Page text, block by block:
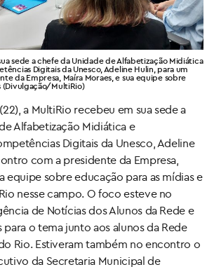
sede a chefe da Unidade de Alfabetização Midiática
Digitais da Unesco, Adeline Hulin, para um
da Empresa, Maíra Moraes, e sua equipe sobre
(Divulgação/MultiRio)
a MultiRio recebeu em sua sede a
Alfabetização Midiática e
Digitais da Unesco, Adeline
com a presidente da Empresa,
equipe sobre educação para as mídias e
nesse campo. O foco esteve no
de Notícias dos Alunos da Rede e
o tema junto aos alunos da Rede
Rio. Estiveram também no encontro o
da Secretaria Municipal de